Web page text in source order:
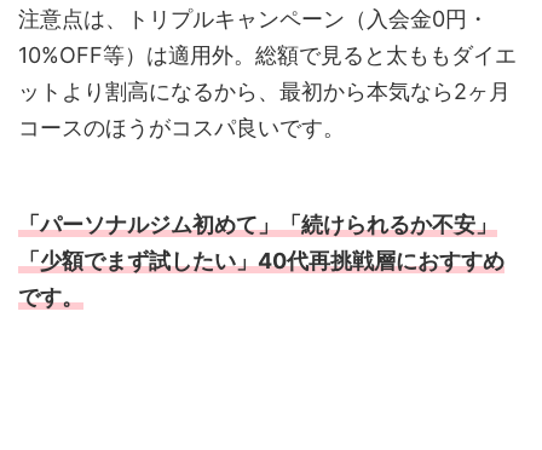
注意点は、トリプルキャンペーン（入会金0円・
10%OFF等）は適用外。総額で見ると太ももダイエ
ットより割高になるから、最初から本気なら2ヶ月
コースのほうがコスパ良いです。
「パーソナルジム初めて」「続けられるか不安」
「少額でまず試したい」40代再挑戦層におすすめ
です。